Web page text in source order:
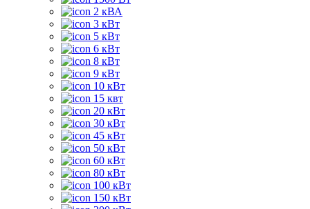
2 кВА
3 кВт
5 кВт
6 кВт
8 кВт
9 кВт
10 кВт
15 квт
20 кВт
30 кВт
45 кВт
50 кВт
60 кВт
80 кВт
100 кВт
150 кВт